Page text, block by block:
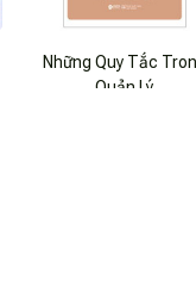
Những Quy Tắc
Quản Lý